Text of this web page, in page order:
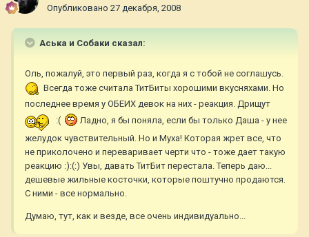
Опубликовано 27 декабря, 2008
Аська и Собаки сказал:
Оль, пожалуй, это первый раз, когда я с тобой не соглашусь.
Всегда тоже считала ТитБиты хорошими вкусняхами. Но
последнее время у ОБЕИХ девок на них - реакция. Дрищут
:(
Ладно, я бы поняла, если бы только Даша - у нее
желудок чувствительный. Но и Муха! Которая жрет все, что
не приколочено и переваривает черти что - тоже дает такую
реакцию :):(:) Увы, давать ТитБит перестала. Теперь даю...
дешевые жильные косточки, которые поштучно продаются.
С ними - все нормально.
Думаю, тут, как и везде, все очень индивидуально...